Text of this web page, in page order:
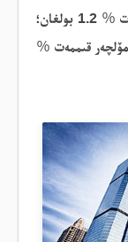
％
1.2
بولغان؛
قىممەت ％